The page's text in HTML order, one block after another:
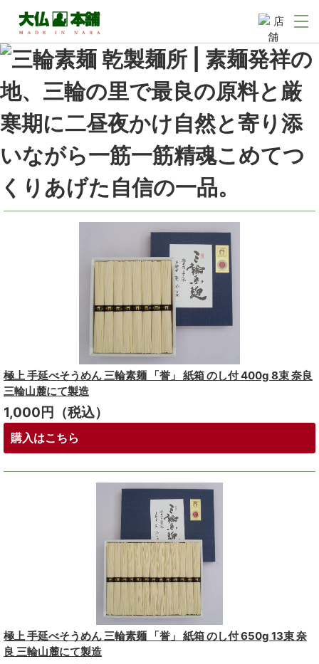
極上 手延べそうめん 三輪素麺 「誉」 紙箱 のし付 400g 8束 奈良
三輪山麓にて製造
1,000円（税込）
購入はこちら
極上 手延べそうめん 三輪素麺 「誉」 紙箱 のし付 650g 13束 奈
良 三輪山麓にて製造